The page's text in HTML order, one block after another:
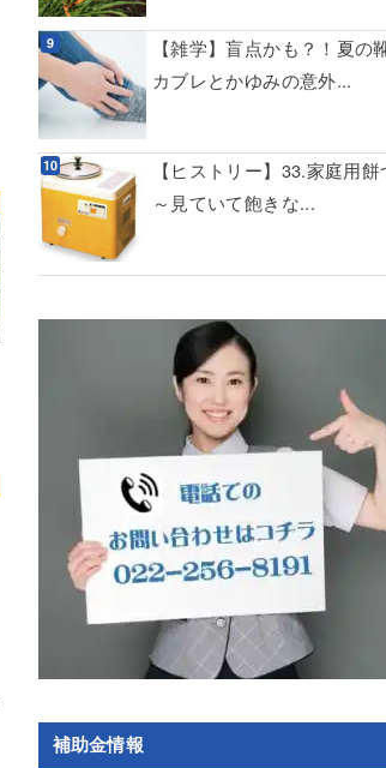
【雑学】盲点かも？！夏の
カブレとかゆみの意外...
【ヒストリー】33.家庭用
～見ていて飽きな...
補助金情報